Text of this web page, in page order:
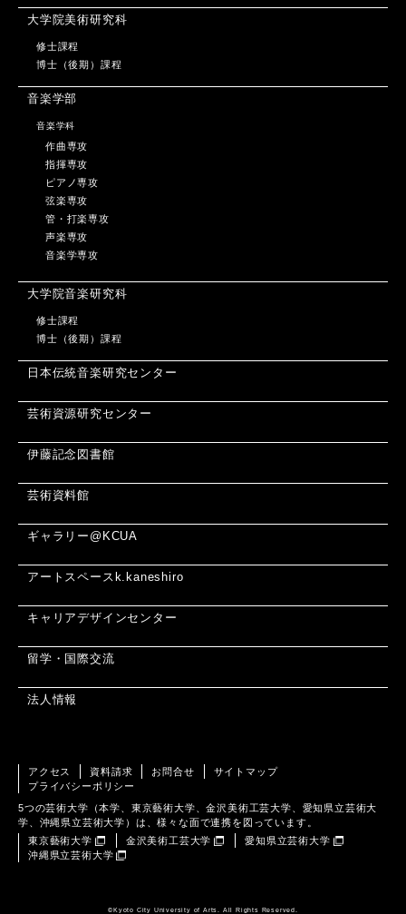
大学院美術研究科
修士課程
博士（後期）課程
音楽学部
音楽学科
作曲専攻
指揮専攻
ピアノ専攻
弦楽専攻
管・打楽専攻
声楽専攻
音楽学専攻
大学院音楽研究科
修士課程
博士（後期）課程
日本伝統音楽研究センター
芸術資源研究センター
伊藤記念図書館
芸術資料館
ギャラリー@KCUA
アートスペースk.kaneshiro
キャリアデザインセンター
留学・国際交流
法人情報
アクセス 資料請求 お問合せ
サイトマップ
プライバシーポリシー
5つの芸術大学（本学、東京藝術大学、金沢美術工芸大学、愛知県立芸術大
学、沖縄県立芸術大学）は、様々な面で連携を図っています。
東京藝術大学
金沢美術工芸大学
愛知県立芸術大学
沖縄県立芸術大学
©️Kyoto City University of Arts. All Rights Reserved.